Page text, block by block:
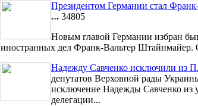
Президентом Германии стал
34805
Новым главой Германии избран
иностранных дел Франк-Вальтер Штайнмайер.
Надежду Савченко исключили из
депутатов Верховной рады
исключение Надежды Савченко из
делегации...